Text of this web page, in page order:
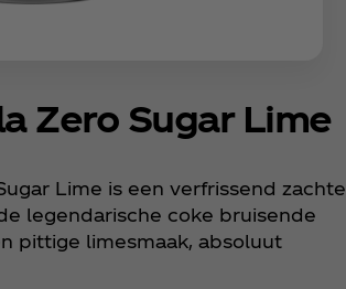
Zero Sugar Lime
Lime is een verfrissend zachte
legendarische coke bruisende
pittige limesmaak, absoluut